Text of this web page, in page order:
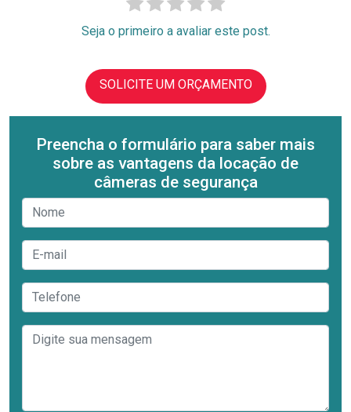
Seja o primeiro a avaliar este post.
SOLICITE UM ORÇAMENTO
Preencha o formulário para saber mais
sobre as vantagens da locação de
câmeras de segurança